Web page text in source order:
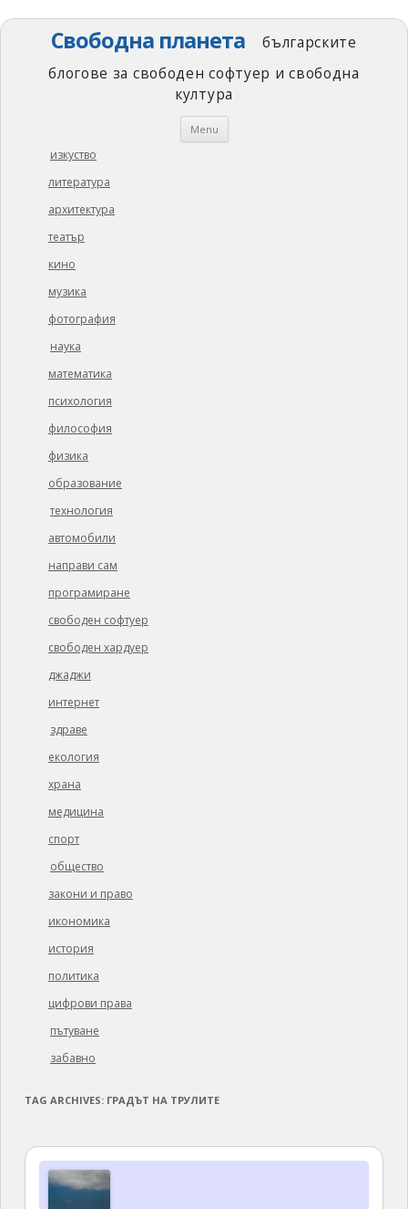
Свободна планета
българските
блогове за свободен софтуер и свободна
култура
Menu Skip
изкуство
литература
архитектура
театър
кино
музика
фотография
наука
математика
психология
философия
физика
образование
технология
автомобили
направи сам
програмиране
свободен софтуер
свободен хардуер
джаджи
интернет
здраве
екология
храна
медицина
спорт
общество
закони и право
икономика
история
политика
цифрови права
пътуване
забавно
TAG ARCHIVES: ГРАДЪТ НА ТРУЛИТЕ